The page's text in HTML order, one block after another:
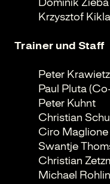
Krzysztof
Trainer und Staff
Peter
Paul Pluta
Peter Kuhnt
Christian
Ciro Maglione
Swantje
Christian
Michael